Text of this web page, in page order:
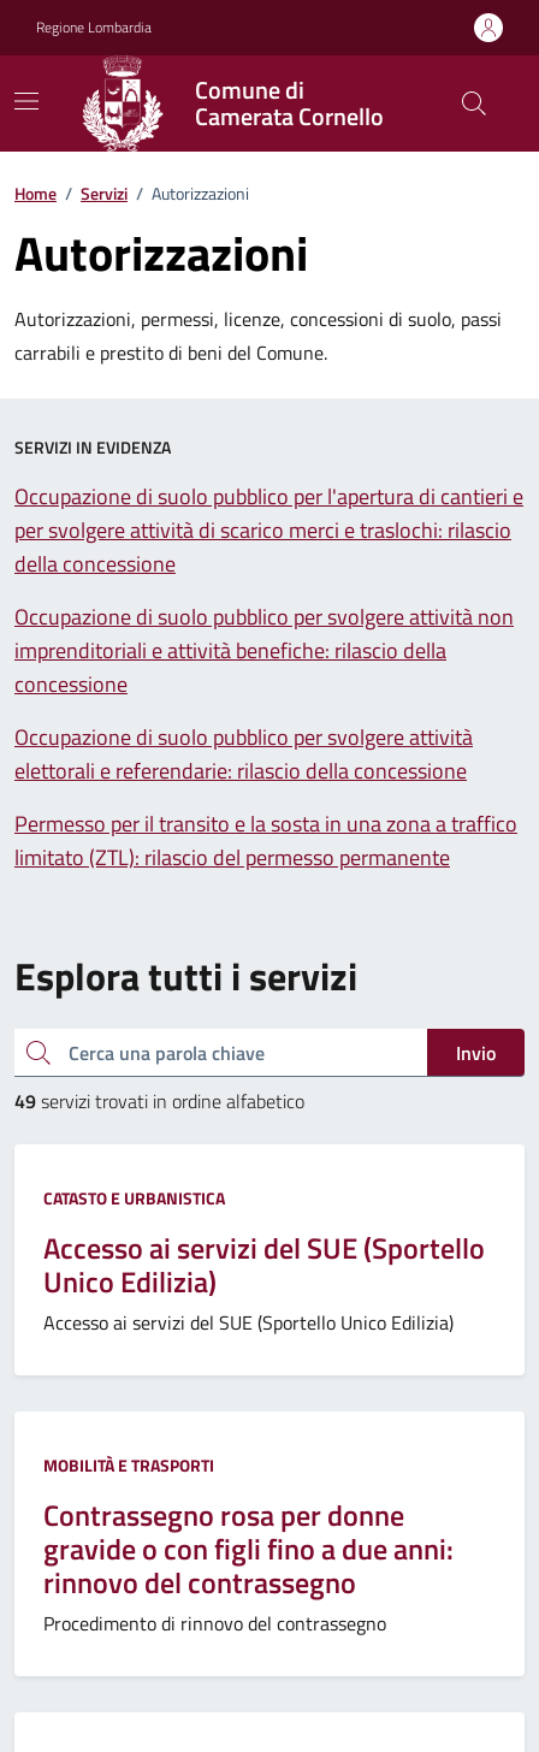
Regione Lombardia
Comune di
Camerata Cornello
Home / Servizi / Autorizzazioni
Autorizzazioni
Autorizzazioni, permessi, licenze, concessioni di suolo, passi
carrabili e prestito di beni del Comune.
Esplora tutti i servizi
Cerca una parola chiave
Invio
49servizi trovati in ordine alfabetico
CATASTO E URBANISTICA
Accesso ai servizi del SUE (Sportello
Unico Edilizia)
Accesso ai servizi del SUE (Sportello Unico Edilizia)
MOBILITÀ E TRASPORTI
Contrassegno rosa per donne
gravide o con figli fino a due anni:
rinnovo del contrassegno
Procedimento di rinnovo del contrassegno
SERVIZI IN EVIDENZA
Occupazione di suolo pubblico per l'apertura di cantieri e
per svolgere attività di scarico merci e traslochi: rilascio
della concessione
Occupazione di suolo pubblico per svolgere attività non
imprenditoriali e attività benefiche: rilascio della
concessione
Occupazione di suolo pubblico per svolgere attività
elettorali e referendarie: rilascio della concessione
Permesso per il transito e la sosta in una zona a traffico
limitato (ZTL): rilascio del permesso permanente